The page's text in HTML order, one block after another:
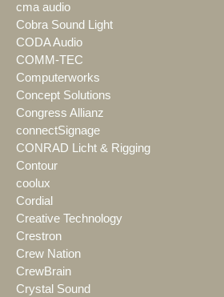
cma audio
Cobra Sound Light
CODA Audio
COMM-TEC
Computerworks
Concept Solutions
Congress Allianz
connectSignage
CONRAD Licht & Rigging
Contour
coolux
Cordial
Creative Technology
Crestron
Crew Nation
CrewBrain
Crystal Sound